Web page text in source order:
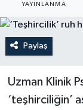
YAYINLANMA
Paylaş
Uzman Klinik
‘teşhirciliğin’
KÜLTÜR
MAGAZİN
YEREL